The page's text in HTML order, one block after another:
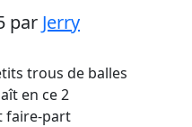
par Jerry
trous de balles
en ce 2
faire-part